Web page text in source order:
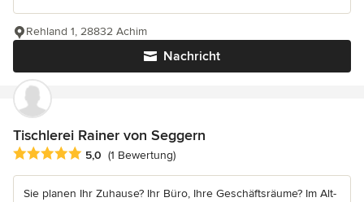
Nachricht
Rehland 1, 28832 Achim
Tischlerei Rainer von Seggern
Durchschnittliche Bewertung: 5 von 5 Sternen
5,0 (1 Bewertung)
Sie planen Ihr Zuhause? Ihr Büro, Ihre Geschäftsräume? Im Alt-